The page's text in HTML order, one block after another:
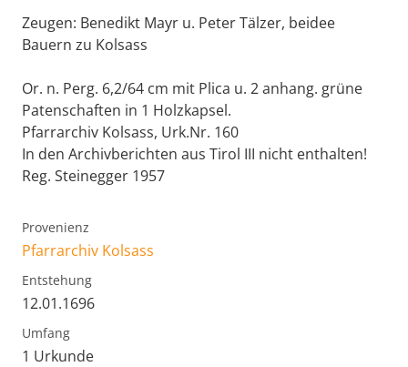
Zeugen: Benedikt Mayr u. Peter Tälzer, beidee
Bauern zu Kolsass
Or. n. Perg. 6,2/64 cm mit Plica u. 2 anhang. grüne
Patenschaften in 1 Holzkapsel.
Pfarrarchiv Kolsass, Urk.Nr. 160
In den Archivberichten aus Tirol III nicht enthalten!
Reg. Steinegger 1957
Provenienz
Pfarrarchiv Kolsass
Entstehung
12.01.1696
Umfang
1 Urkunde